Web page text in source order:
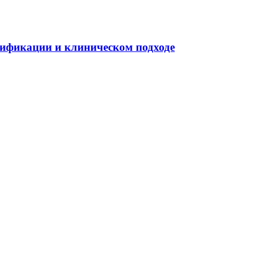
и клиническом подходе